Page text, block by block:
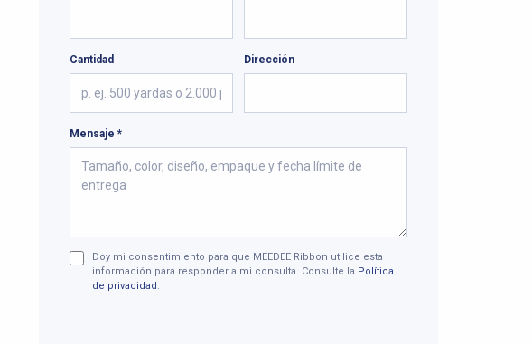
Cantidad Dirección
Mensaje *
Doy mi consentimiento para que MEEDEE Ribbon utilice esta
información para responder a mi consulta. Consulte la Política
de privacidad.